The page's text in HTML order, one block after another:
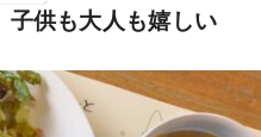
供も大人も嬉しい